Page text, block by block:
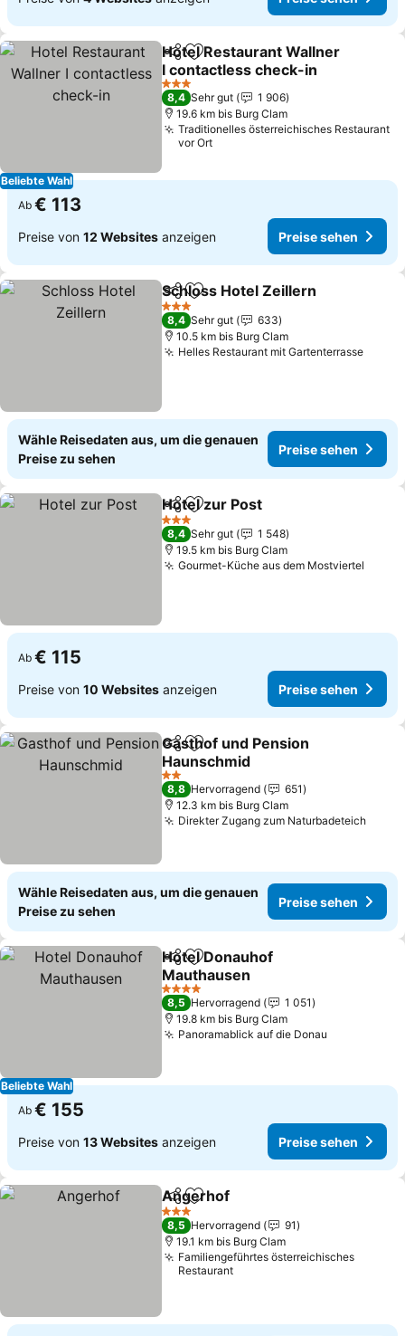
Beliebte Wahl
TeilenZu Favoriten hinzufügen
Hotel Restaurant Wallner
I contactless check-in
3 Sterne
8,4 Sehr gut
1 906
19.6 km bis Burg Clam
Traditionelles österreichisches Restaurant
vor Ort
Ab € 113
Preise von 12 Websites anzeigen Preise sehen
TeilenZu Favoriten hinzufügen
Schloss Hotel Zeillern
3 Sterne
8,4 Sehr gut
633
10.5 km bis Burg Clam
Helles Restaurant mit Gartenterrasse
Wähle Reisedaten aus, um die genauen
Preise zu sehen
Preise sehen
TeilenZu Favoriten hinzufügen
Hotel zur Post
3 Sterne
8,4 Sehr gut
1 548
19.5 km bis Burg Clam
Gourmet-Küche aus dem Mostviertel
Ab € 115
Preise von 10 Websites anzeigen Preise sehen
TeilenZu Favoriten hinzufügen
Gasthof und Pension
Haunschmid
2 Sterne
8,8 Hervorragend
651
12.3 km bis Burg Clam
Direkter Zugang zum Naturbadeteich
Wähle Reisedaten aus, um die genauen
Preise zu sehen
Preise sehen
Beliebte Wahl
TeilenZu Favoriten hinzufügen
Hotel Donauhof
Mauthausen
4 Sterne
8,5 Hervorragend
1 051
19.8 km bis Burg Clam
Panoramablick auf die Donau
Ab € 155
Preise von 13 Websites anzeigen Preise sehen
TeilenZu Favoriten hinzufügen
Angerhof
3 Sterne
8,5 Hervorragend
91
19.1 km bis Burg Clam
Familiengeführtes österreichisches
Restaurant